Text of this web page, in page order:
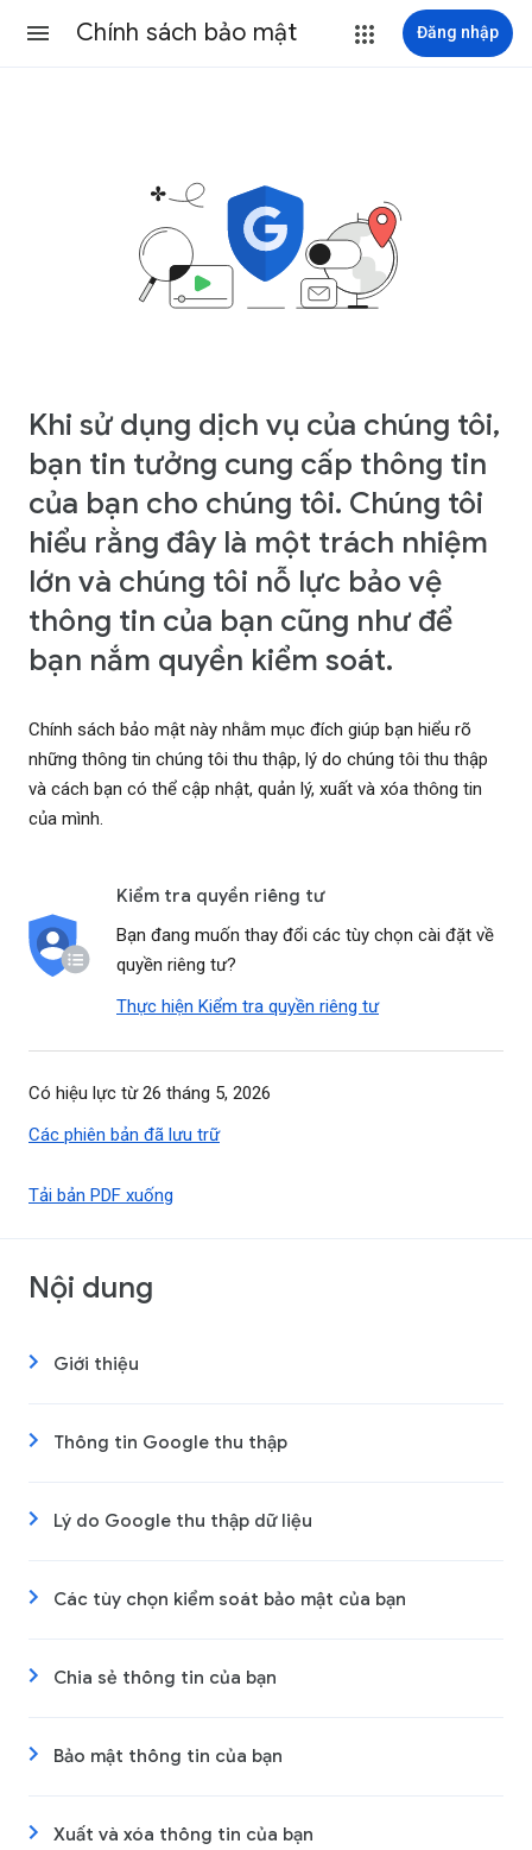
Chính sách bảo mật Đăng nhập
Khi sử dụng dịch vụ của chúng tôi,
bạn tin tưởng cung cấp thông tin
của bạn cho chúng tôi. Chúng tôi
hiểu rằng đây là một trách nhiệm
lớn và chúng tôi nỗ lực bảo vệ
thông tin của bạn cũng như để
bạn nắm quyền kiểm soát.
Chính sách bảo mật này nhằm mục đích giúp bạn hiểu rõ
những thông tin chúng tôi thu thập, lý do chúng tôi thu thập
và cách bạn có thể cập nhật, quản lý, xuất và xóa thông tin
của mình.
Kiểm tra quyền riêng tư
Bạn đang muốn thay đổi các tùy chọn cài đặt về
quyền riêng tư?
Thực hiện Kiểm tra quyền riêng tư
Có hiệu lực từ 26 tháng 5, 2026
Các phiên bản đã lưu trữ
Tải bản PDF xuống
Nội dung
Giới thiệu
Thông tin Google thu thập
Lý do Google thu thập dữ liệu
Các tùy chọn kiểm soát bảo mật của bạn
Chia sẻ thông tin của bạn
Bảo mật thông tin của bạn
Xuất và xóa thông tin của bạn